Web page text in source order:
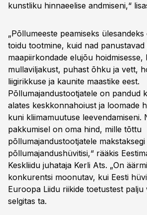
kunstliku hinnaeelise andmiseni,“
„Põllumeeste peamiseks
toidu tootmine, kuid nad panustavad
maapiirkondade elujõu hoidmisesse,
mullaviljakust, puhast õhku ja vett,
liigirikkuse ja kaunite maastike eest.
Põllumajandustootjatele on pandud
alates keskkonnahoiust ja loomade
kuni kliimamuutuse leevendamiseni.
pakkumisel on oma hind, mille tõttu
põllumajandustootjatele makstaksegi
põllumajandushüvitisi,“ rääkis
Keskliidu juhataja Kerli Ats. „On
konkurentsi moonutav, kui Eesti
Euroopa Liidu riikide toetustest palju
selgitas ta.